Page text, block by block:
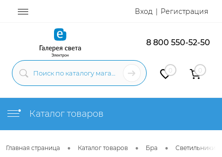
Вход Регистрация
8 800 550-52-50
0 0
Каталог товаров
Главная страница • Каталог товаров • Бра • Светильники